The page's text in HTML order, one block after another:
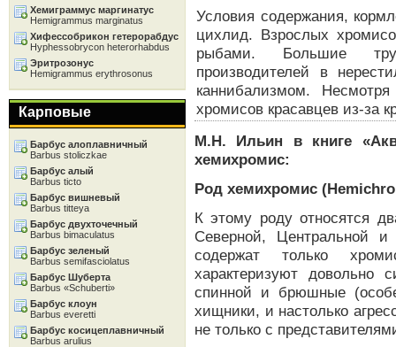
Условия содержания,
цихлид. Взрослых
рыбами. Большие
производителей в
каннибализмом.
хромисов красавцев из-за
М.Н. Ильин в книге
хемихромис:
Род хемихромис
К этому роду относятся
Северной, Центральной
содержат только
характеризуют довольно
спинной и брюшные
хищники, и настолько
не только с
Хемиграммус маргинатус
Hemigrammus marginatus
Хифессобрикон гетерорабдус
Hyphessobrycon heterorhabdus
Эритрозонус
Hemigrammus erythrosonus
Карповые
Барбус алоплавничный
Barbus stoliczkae
Барбус алый
Barbus ticto
Барбус вишневый
Barbus titteya
Барбус двухточечный
Barbus bimaculatus
Барбус зеленый
Barbus semifasciolatus
Барбус Шуберта
Barbus «Schuberti»
Барбус клоун
Barbus everetti
Барбус косицеплавничный
Barbus arulius